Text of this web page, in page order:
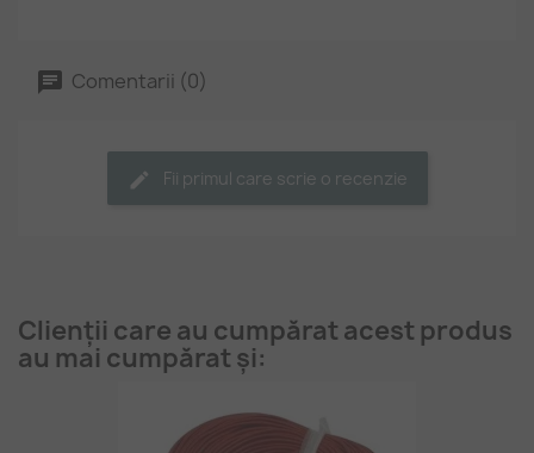
Comentarii (0)
Fii primul care scrie o recenzie
Clienții care au cumpărat acest produs
au mai cumpărat și: